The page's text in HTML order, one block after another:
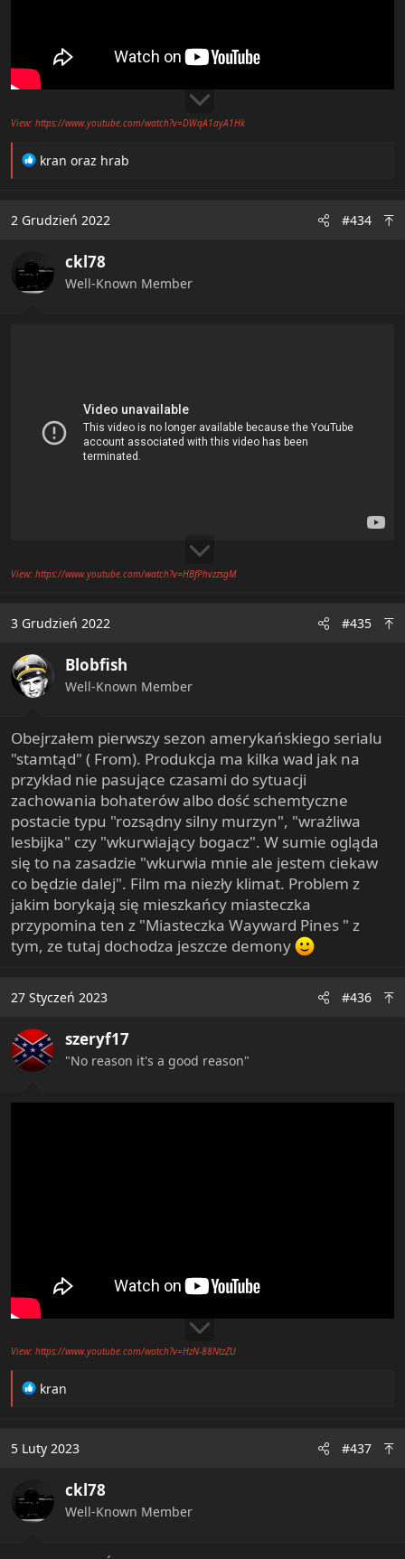
View: https://www.youtube.com/watch?v=DWqA1ayA1Hk
R
t
o
s
kran oraz hrab
2 Grudzień 2022 #434
ckl78
Well-Known Member
View: https://www.youtube.com/watch?v=HBfPhvzzsgM
3 Grudzień 2022 #435
Blobfish
Well-Known Member
Obejrzałem pierwszy sezon amerykańskiego serialu
"stamtąd" ( From). Produkcja ma kilka wad jak na
przykład nie pasujące czasami do sytuacji
zachowania bohaterów albo dość schemtyczne
postacie typu "rozsądny silny murzyn", "wrażliwa
lesbijka" czy "wkurwiający bogacz". W sumie ogląda
się to na zasadzie "wkurwia mnie ale jestem ciekaw
co będzie dalej". Film ma niezły klimat. Problem z
jakim borykają się mieszkańcy miasteczka
przypomina ten z "Miasteczka Wayward Pines " z
tym, ze tutaj dochodza jeszcze demony
27 Styczeń 2023 #436
szeryf17
"No reason it's a good reason"
View: https://www.youtube.com/watch?v=HzN-88NtzZU
R
t
o
s
kran
5 Luty 2023 #437
ckl78
Well-Known Member